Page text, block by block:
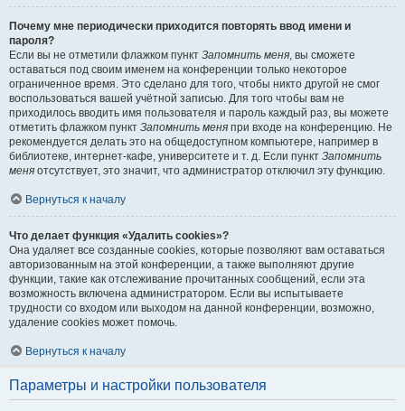
Почему мне периодически приходится повторять ввод имени и
пароля?
Если вы не отметили флажком пункт Запомнить меня, вы сможете
оставаться под своим именем на конференции только некоторое
ограниченное время. Это сделано для того, чтобы никто другой не смог
воспользоваться вашей учётной записью. Для того чтобы вам не
приходилось вводить имя пользователя и пароль каждый раз, вы можете
отметить флажком пункт Запомнить меня при входе на конференцию. Не
рекомендуется делать это на общедоступном компьютере, например в
библиотеке, интернет-кафе, университете и т. д. Если пункт Запомнить
меня отсутствует, это значит, что администратор отключил эту функцию.
Вернуться к началу
Что делает функция «Удалить cookies»?
Она удаляет все созданные cookies, которые позволяют вам оставаться
авторизованным на этой конференции, а также выполняют другие
функции, такие как отслеживание прочитанных сообщений, если эта
возможность включена администратором. Если вы испытываете
трудности со входом или выходом на данной конференции, возможно,
удаление cookies может помочь.
Вернуться к началу
Параметры и настройки пользователя